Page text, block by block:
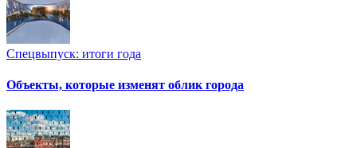
Спецвыпуск: итоги года
Объекты, которые изменят облик города